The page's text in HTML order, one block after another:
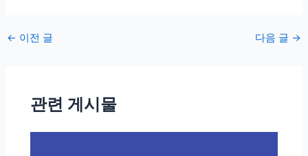
포
← 이전 글 다음 글 →
관련 게시물